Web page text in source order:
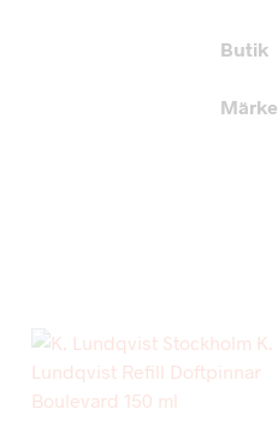
Butik
Märke
Add to wishlist